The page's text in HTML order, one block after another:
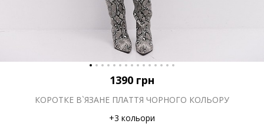
1390 грн
КОРОТКЕ В`ЯЗАНЕ ПЛАТТЯ ЧОРНОГО КОЛЬОРУ
+3 кольори